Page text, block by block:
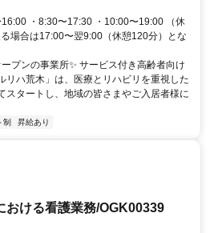
・8:30〜17:30 ・10:00〜19:00 （休
場合は17:00〜翌9:00（休憩120分）とな
プンの事業所✨ サービス付き高齢者向け
リハ荒木」は、医療とリハビリを重視した
スタートし、地域の皆さまやご入居者様に
制 昇給あり
おける看護業務/OGK00339